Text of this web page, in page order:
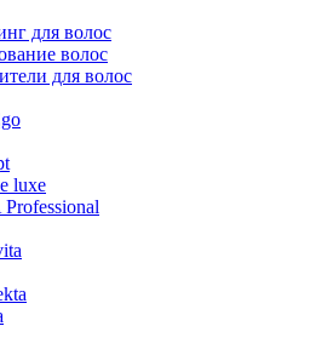
для волос
волос
для волос
luxe